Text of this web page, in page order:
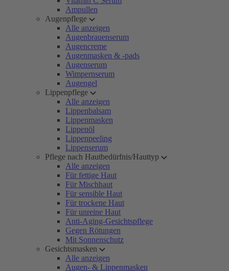
Ampullen
Augenpflege
Alle anzeigen
Augenbrauenserum
Augencreme
Augenmasken & -pads
Augenserum
Wimpernserum
Augengel
Lippenpflege
Alle anzeigen
Lippenbalsam
Lippenmasken
Lippenöl
Lippenpeeling
Lippenserum
Pflege nach Hautbedürfnis/Hauttyp
Alle anzeigen
Für fettige Haut
Für Mischhaut
Für sensible Haut
Für trockene Haut
Für unreine Haut
Anti-Aging-Gesichtspflege
Gegen Rötungen
Mit Sonnenschutz
Gesichtsmasken
Alle anzeigen
Augen- & Lippenmasken